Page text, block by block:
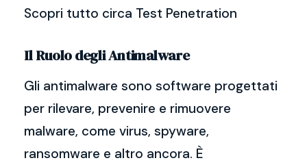
Scopri tutto circa Test Penetration
Il Ruolo degli Antimalware
Gli antimalware sono software progettati
per rilevare, prevenire e rimuovere
malware, come virus, spyware,
ransomware e altro ancora. È